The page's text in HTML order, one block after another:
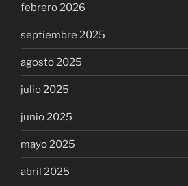
febrero 2026
septiembre 2025
agosto 2025
julio 2025
junio 2025
mayo 2025
abril 2025